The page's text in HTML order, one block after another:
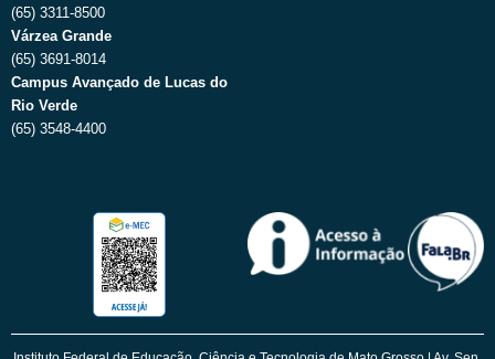
(65) 3311-8500
Várzea Grande
(65) 3691-8014
Campus Avançado de Lucas do
Rio Verde
(65) 3548-4400